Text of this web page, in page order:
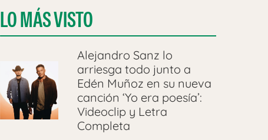
LO MÁS VISTO
Alejandro Sanz lo
arriesga todo junto a
Edén Muñoz en su nueva
canción ‘Yo era poesía’:
Videoclip y Letra
Completa